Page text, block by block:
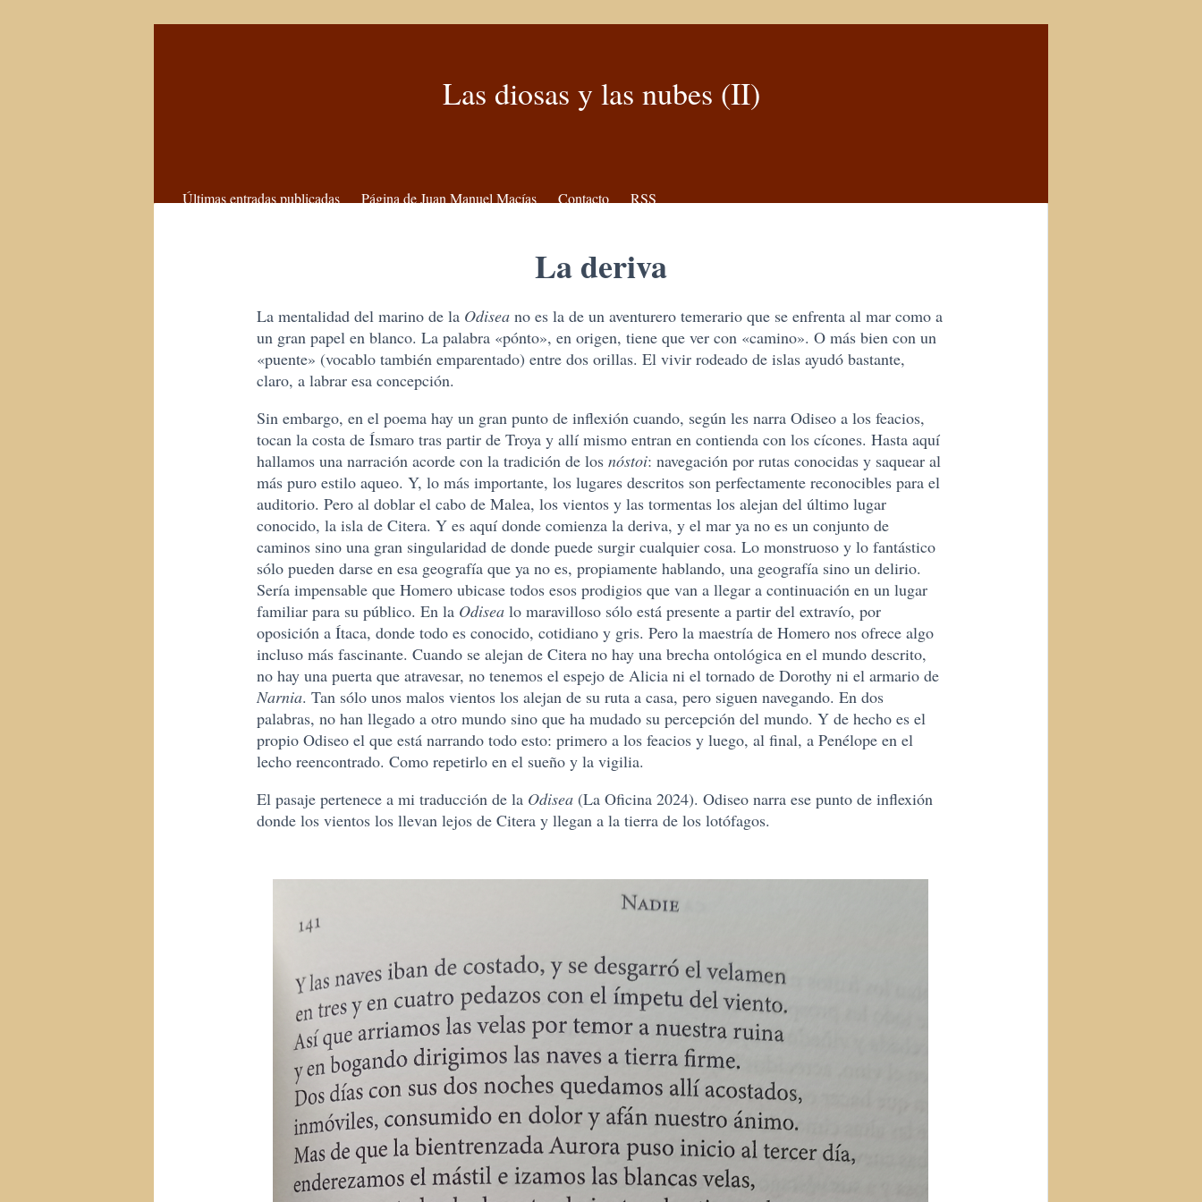
Las diosas y las nubes (II)
Últimas entradas publicadas Página de Juan Manuel Macías Contacto RSS
La deriva
La mentalidad del marino de la Odisea no es la de un aventurero temerario que se enfrenta al mar como a
un gran papel en blanco. La palabra «pónto», en origen, tiene que ver con «camino». O más bien con un
«puente» (vocablo también emparentado) entre dos orillas. El vivir rodeado de islas ayudó bastante,
claro, a labrar esa concepción.
Sin embargo, en el poema hay un gran punto de inflexión cuando, según les narra Odiseo a los feacios,
tocan la costa de Ísmaro tras partir de Troya y allí mismo entran en contienda con los cícones. Hasta aquí
hallamos una narración acorde con la tradición de los nóstoi: navegación por rutas conocidas y saquear al
más puro estilo aqueo. Y, lo más importante, los lugares descritos son perfectamente reconocibles para el
auditorio. Pero al doblar el cabo de Malea, los vientos y las tormentas los alejan del último lugar
conocido, la isla de Citera. Y es aquí donde comienza la deriva, y el mar ya no es un conjunto de
caminos sino una gran singularidad de donde puede surgir cualquier cosa. Lo monstruoso y lo fantástico
sólo pueden darse en esa geografía que ya no es, propiamente hablando, una geografía sino un delirio.
Sería impensable que Homero ubicase todos esos prodigios que van a llegar a continuación en un lugar
familiar para su público. En la Odisea lo maravilloso sólo está presente a partir del extravío, por
oposición a Ítaca, donde todo es conocido, cotidiano y gris. Pero la maestría de Homero nos ofrece algo
incluso más fascinante. Cuando se alejan de Citera no hay una brecha ontológica en el mundo descrito,
no hay una puerta que atravesar, no tenemos el espejo de Alicia ni el tornado de Dorothy ni el armario de
Narnia. Tan sólo unos malos vientos los alejan de su ruta a casa, pero siguen navegando. En dos
palabras, no han llegado a otro mundo sino que ha mudado su percepción del mundo. Y de hecho es el
propio Odiseo el que está narrando todo esto: primero a los feacios y luego, al final, a Penélope en el
lecho reencontrado. Como repetirlo en el sueño y la vigilia.
El pasaje pertenece a mi traducción de la Odisea (La Oficina 2024). Odiseo narra ese punto de inflexión
donde los vientos los llevan lejos de Citera y llegan a la tierra de los lotófagos.